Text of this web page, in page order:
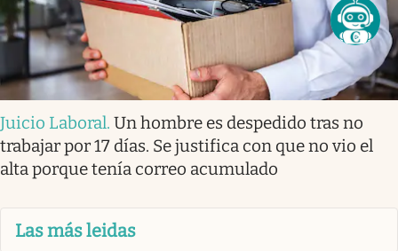
Juicio Laboral. Un hombre es despedido tras no
trabajar por 17 días. Se justifica con que no vio el
alta porque tenía correo acumulado
Las más leidas